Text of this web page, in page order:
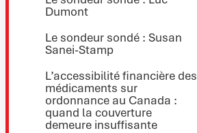
Dumont
Le sondeur sondé : Susan
Sanei-Stamp
L’accessibilité financière des
médicaments sur
ordonnance au Canada :
quand la couverture
demeure insuffisante